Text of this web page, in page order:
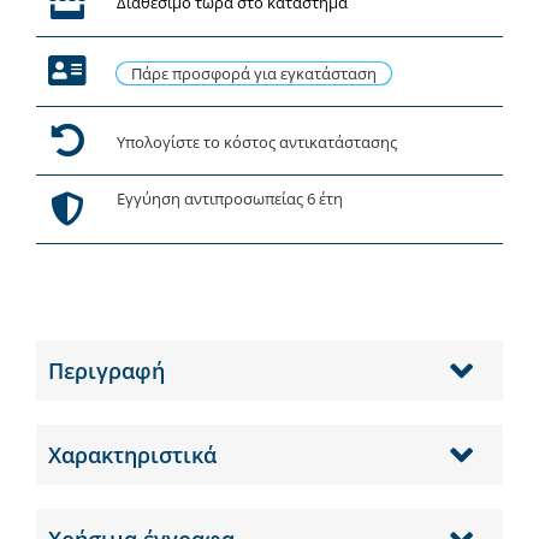
Πάρε προσφορά για εγκατάσταση
Υπολογίστε το κόστος αντικατάστασης
Εγγύηση αντιπροσωπείας 6 έτη
Περιγραφή
Χαρακτηριστικά